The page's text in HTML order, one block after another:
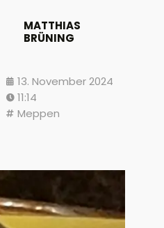
MATTHIAS
BRÜNING
13. November 2024
11:14
Meppen